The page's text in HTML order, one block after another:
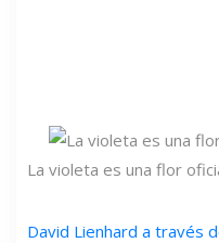
La violeta es una flor
David Lienhard a través